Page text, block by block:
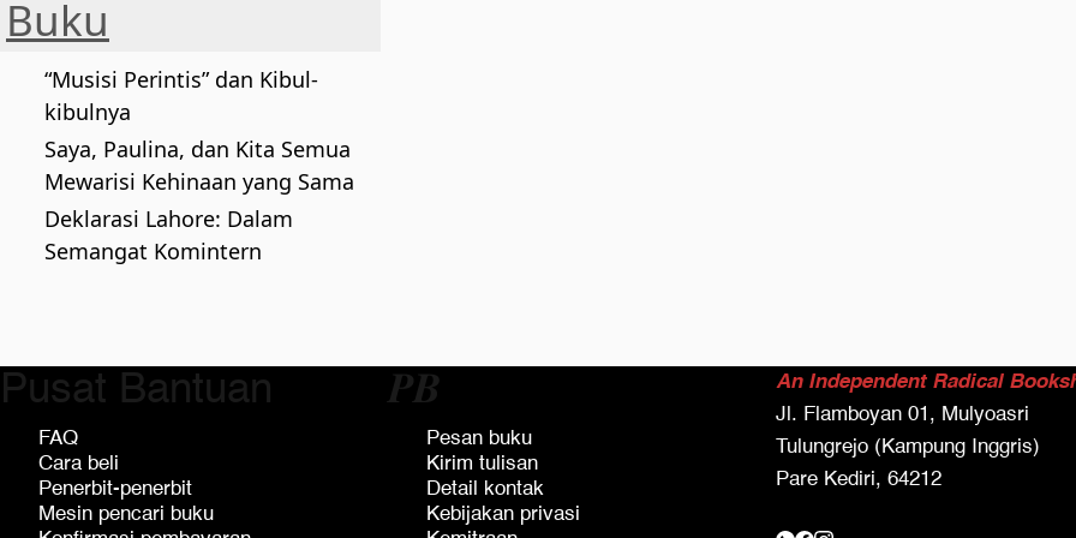
Buku
“Musisi Perintis” dan Kibul-
kibulnya
Saya, Paulina, dan Kita Semua
Mewarisi Kehinaan yang Sama
Deklarasi Lahore: Dalam
Semangat Komintern
Pusat Bantuan
FAQ
Cara beli
Penerbit-penerbit
Mesin pencari buku
𝑷𝑩
Pesan buku
Kirim tulisan
Detail kontak
Kebijakan privasi
An Independent Radical
Jl. Flamboyan 01, Mulyoasri
Tulungrejo (Kampung Inggris)
Pare Kediri, 64212